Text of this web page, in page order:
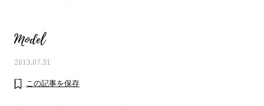
Model
2013.07.31
この記事を保存